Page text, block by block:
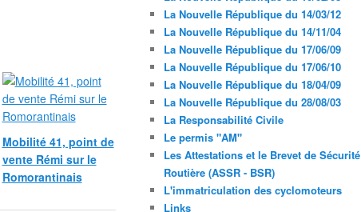
Mobilité 41, point de
vente Rémi sur le
Romorantinais
La Nouvelle République du 14/03/12
La Nouvelle République du 14/11/04
La Nouvelle République du 17/06/09
La Nouvelle République du 17/06/10
La Nouvelle République du 18/04/09
La Nouvelle République du 28/08/03
La Responsabilité Civile
Le permis "AM"
Les Attestations et le Brevet de Sécurité
Routière (ASSR - BSR)
L'immatriculation des cyclomoteurs
Links